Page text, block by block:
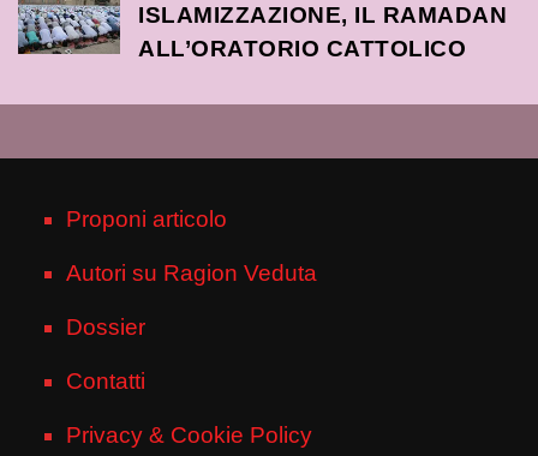
ISLAMIZZAZIONE, IL RAMADAN
ALL’ORATORIO CATTOLICO
Proponi articolo
Autori su Ragion Veduta
Dossier
Contatti
Privacy & Cookie Policy